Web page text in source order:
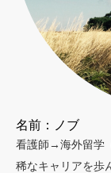
名前：ノブ
看護師→海外留学
稀なキャリアを歩